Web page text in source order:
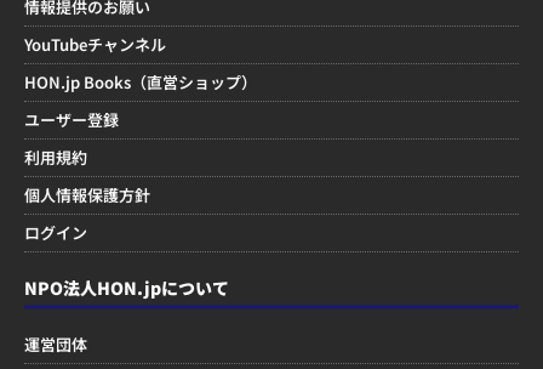
情報提供のお願い
YouTubeチャンネル
HON.jp Books（直営ショップ）
ユーザー登録
利用規約
個人情報保護方針
ログイン
NPO法人HON.jpについて
運営団体